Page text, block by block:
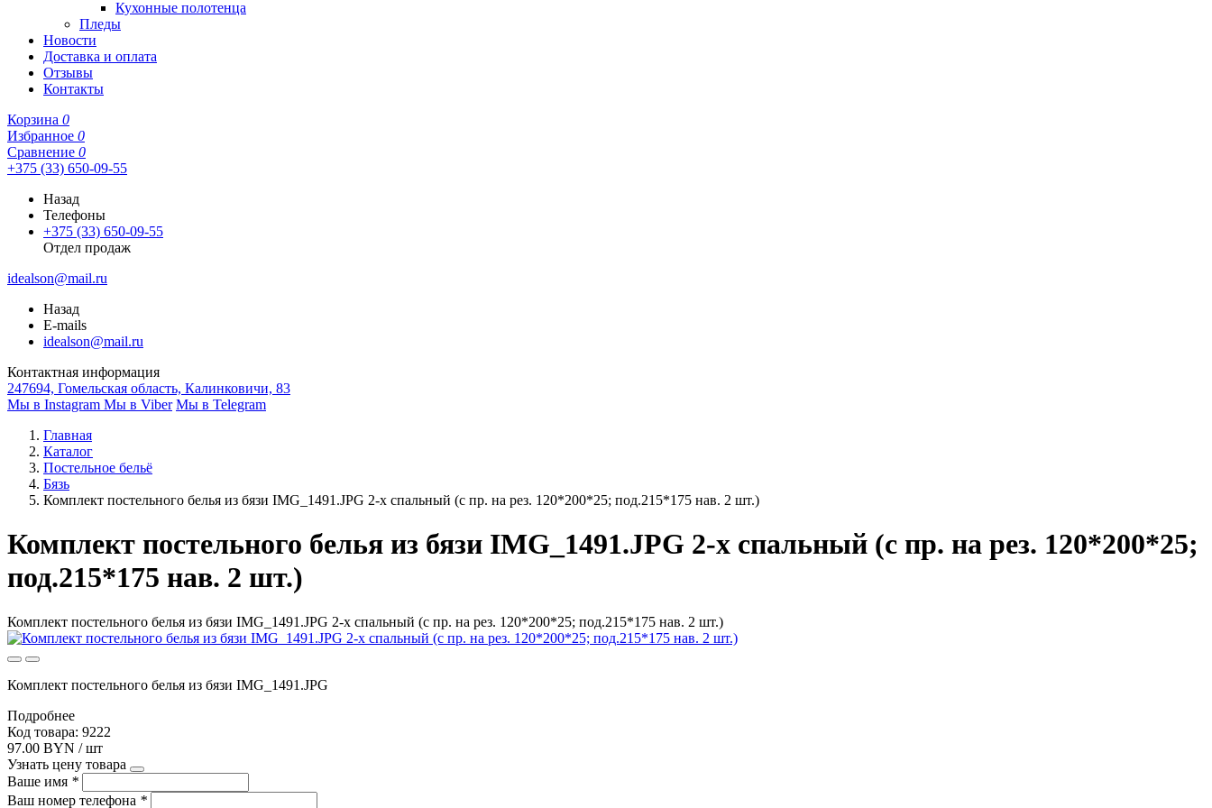
Кухонные полотенца
Пледы
Новости
Доставка и оплата
Отзывы
Контакты
Корзина 0
Избранное 0
Сравнение 0
+375 (33) 650-09-55
Назад
Телефоны
+375 (33) 650-09-55
Отдел продаж
idealson@mail.ru
Назад
E-mails
idealson@mail.ru
Контактная информация
247694, Гомельская область, Калинковичи, 83
Мы в Instagram Мы в Viber Мы в Telegram
Главная
Каталог
Постельное бельё
Бязь
Комплект постельного белья из бязи IMG_1491.JPG 2-х спальный (с пр. на рез. 120*200*25; под.215*175 нав. 2 шт.)
Комплект постельного белья из бязи IMG_1491.JPG 2-х спальный (с пр. на рез. 120*200*25;
под.215*175 нав. 2 шт.)
Комплект постельного белья из бязи IMG_1491.JPG 2-х спальный (с пр. на рез. 120*200*25; под.215*175 нав. 2 шт.)
Комплект постельного белья из бязи IMG_1491.JPG
Подробнее
Код товара: 9222
97.00 BYN / шт
Узнать цену товара
Ваше имя *
Ваш номер телефона *